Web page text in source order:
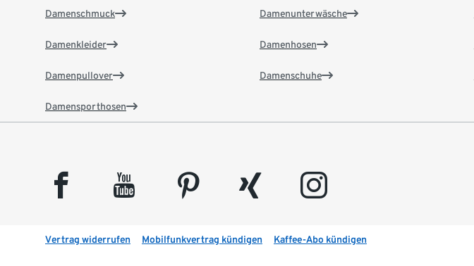
Damenschmuck
Damenkleider
Damenpullover
Damensporthosen
Damenunterwäsche
Damenhosen
Damenschuhe
facebook youtube pinterest xing instagram
Vertrag widerrufen Mobilfunkvertrag kündigen Kaffee-Abo kündigen